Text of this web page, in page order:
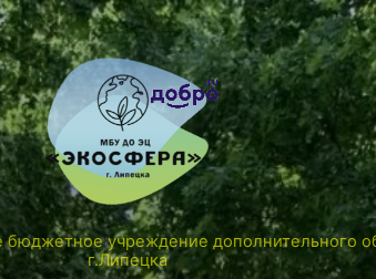
учреждение дополнительного
г.Липецка